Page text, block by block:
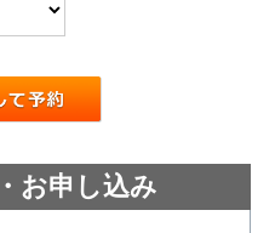
お申し込み